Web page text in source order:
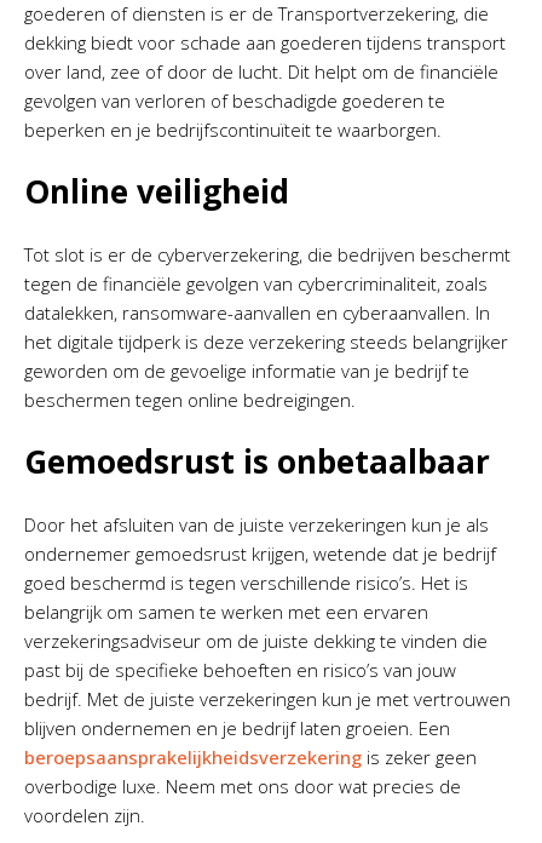
goederen of diensten is er de Transportverzekering, die
dekking biedt voor schade aan goederen tijdens transport
over land, zee of door de lucht. Dit helpt om de financiële
gevolgen van verloren of beschadigde goederen te
beperken en je bedrijfscontinuïteit te waarborgen.
Online veiligheid
Tot slot is er de cyberverzekering, die bedrijven beschermt
tegen de financiële gevolgen van cybercriminaliteit, zoals
datalekken, ransomware-aanvallen en cyberaanvallen. In
het digitale tijdperk is deze verzekering steeds belangrijker
geworden om de gevoelige informatie van je bedrijf te
beschermen tegen online bedreigingen.
Gemoedsrust is onbetaalbaar
Door het afsluiten van de juiste verzekeringen kun je als
ondernemer gemoedsrust krijgen, wetende dat je bedrijf
goed beschermd is tegen verschillende risico’s. Het is
belangrijk om samen te werken met een ervaren
verzekeringsadviseur om de juiste dekking te vinden die
past bij de specifieke behoeften en risico’s van jouw
bedrijf. Met de juiste verzekeringen kun je met vertrouwen
blijven ondernemen en je bedrijf laten groeien. Een
beroeps­aansprakelijkheids­verzekering is zeker geen
overbodige luxe. Neem met ons door wat precies de
voordelen zijn.